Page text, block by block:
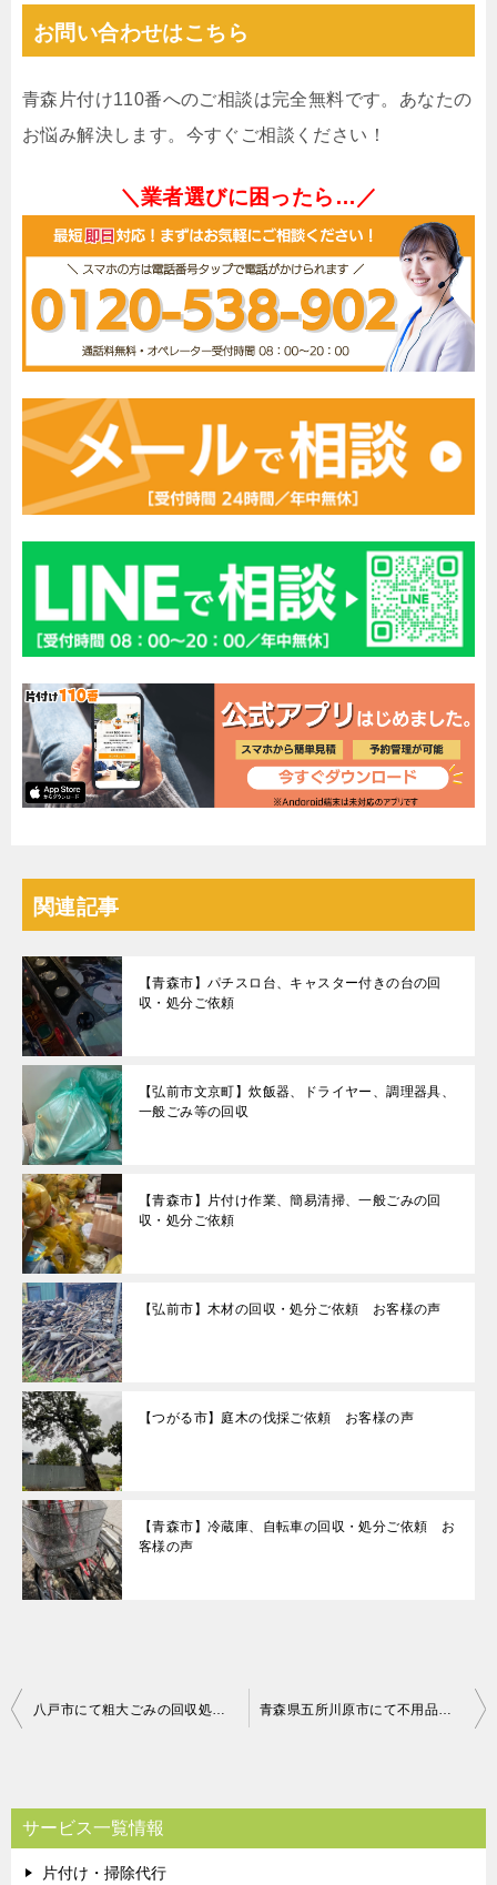
お問い合わせはこちら
青森片付け110番へのご相談は完全無料です。あなたの
お悩み解決します。今すぐご相談ください！
＼業者選びに困ったら…／
関連記事
【青森市】パチスロ台、キャスター付きの台の回
収・処分ご依頼
【弘前市文京町】炊飯器、ドライヤー、調理器具、
一般ごみ等の回収
【青森市】片付け作業、簡易清掃、一般ごみの回
収・処分ご依頼
【弘前市】木材の回収・処分ご依頼 お客様の声
【つがる市】庭木の伐採ご依頼 お客様の声
【青森市】冷蔵庫、自転車の回収・処分ご依頼 お
客様の声
投
ビ
ゲ
八戸市にて粗大ごみの回収処分のご依頼 お客様の声 青森県五所川原市にて不用品の回収処分のご依頼 お客様の声
サービス一覧情報
片付け・掃除代行